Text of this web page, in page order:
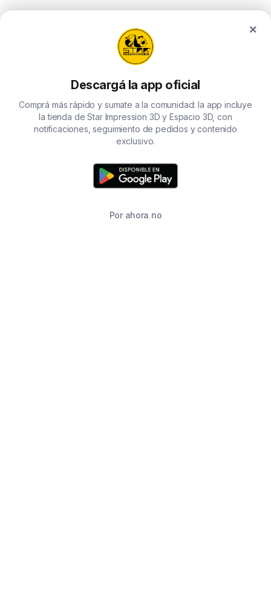
×
Descargá la app oficial
Comprá más rápido y sumate a la comunidad: la app incluye
la tienda de Star Impression 3D y Espacio 3D, con
notificaciones, seguimiento de pedidos y contenido
exclusivo.
Por ahora no